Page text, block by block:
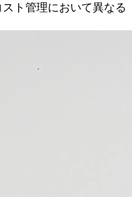
ト管理において異なる